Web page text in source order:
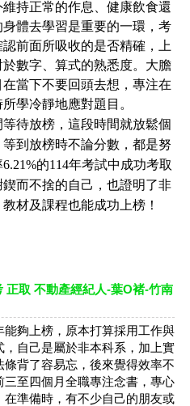
維持正常的作息、健康飲食還
體去學習是重要的一環，考
前面所吸收的是否精確，上
數字、算式的熟悉度。大膽
當下不要回頭去想，專注在
學冷靜地應對題目。
待放榜，這段時間就放鬆個
到放榜時不論分數，都是努
的114年考試中成功考取
而不捨的自己，也證明了非
材及課程也能成功上榜！
正取 不動產經紀人-葉O褚-竹南
能夠上榜，原本打算採用工作與
，自己是屬於非本科系，加上實
條背了容易忘，後來覺得效率不
三至四個月全職專注念書，專心
在準備時，有不少自己的朋友或